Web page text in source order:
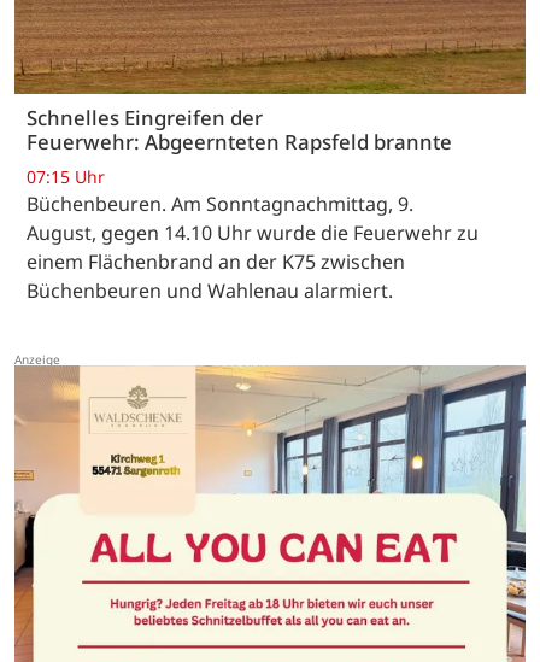
Schnelles Eingreifen der
Feuerwehr: Abgeernteten Rapsfeld brannte
07:15 Uhr
Büchenbeuren. Am Sonntagnachmittag, 9.
August, gegen 14.10 Uhr wurde die Feuerwehr zu
einem Flächenbrand an der K75 zwischen
Büchenbeuren und Wahlenau alarmiert.